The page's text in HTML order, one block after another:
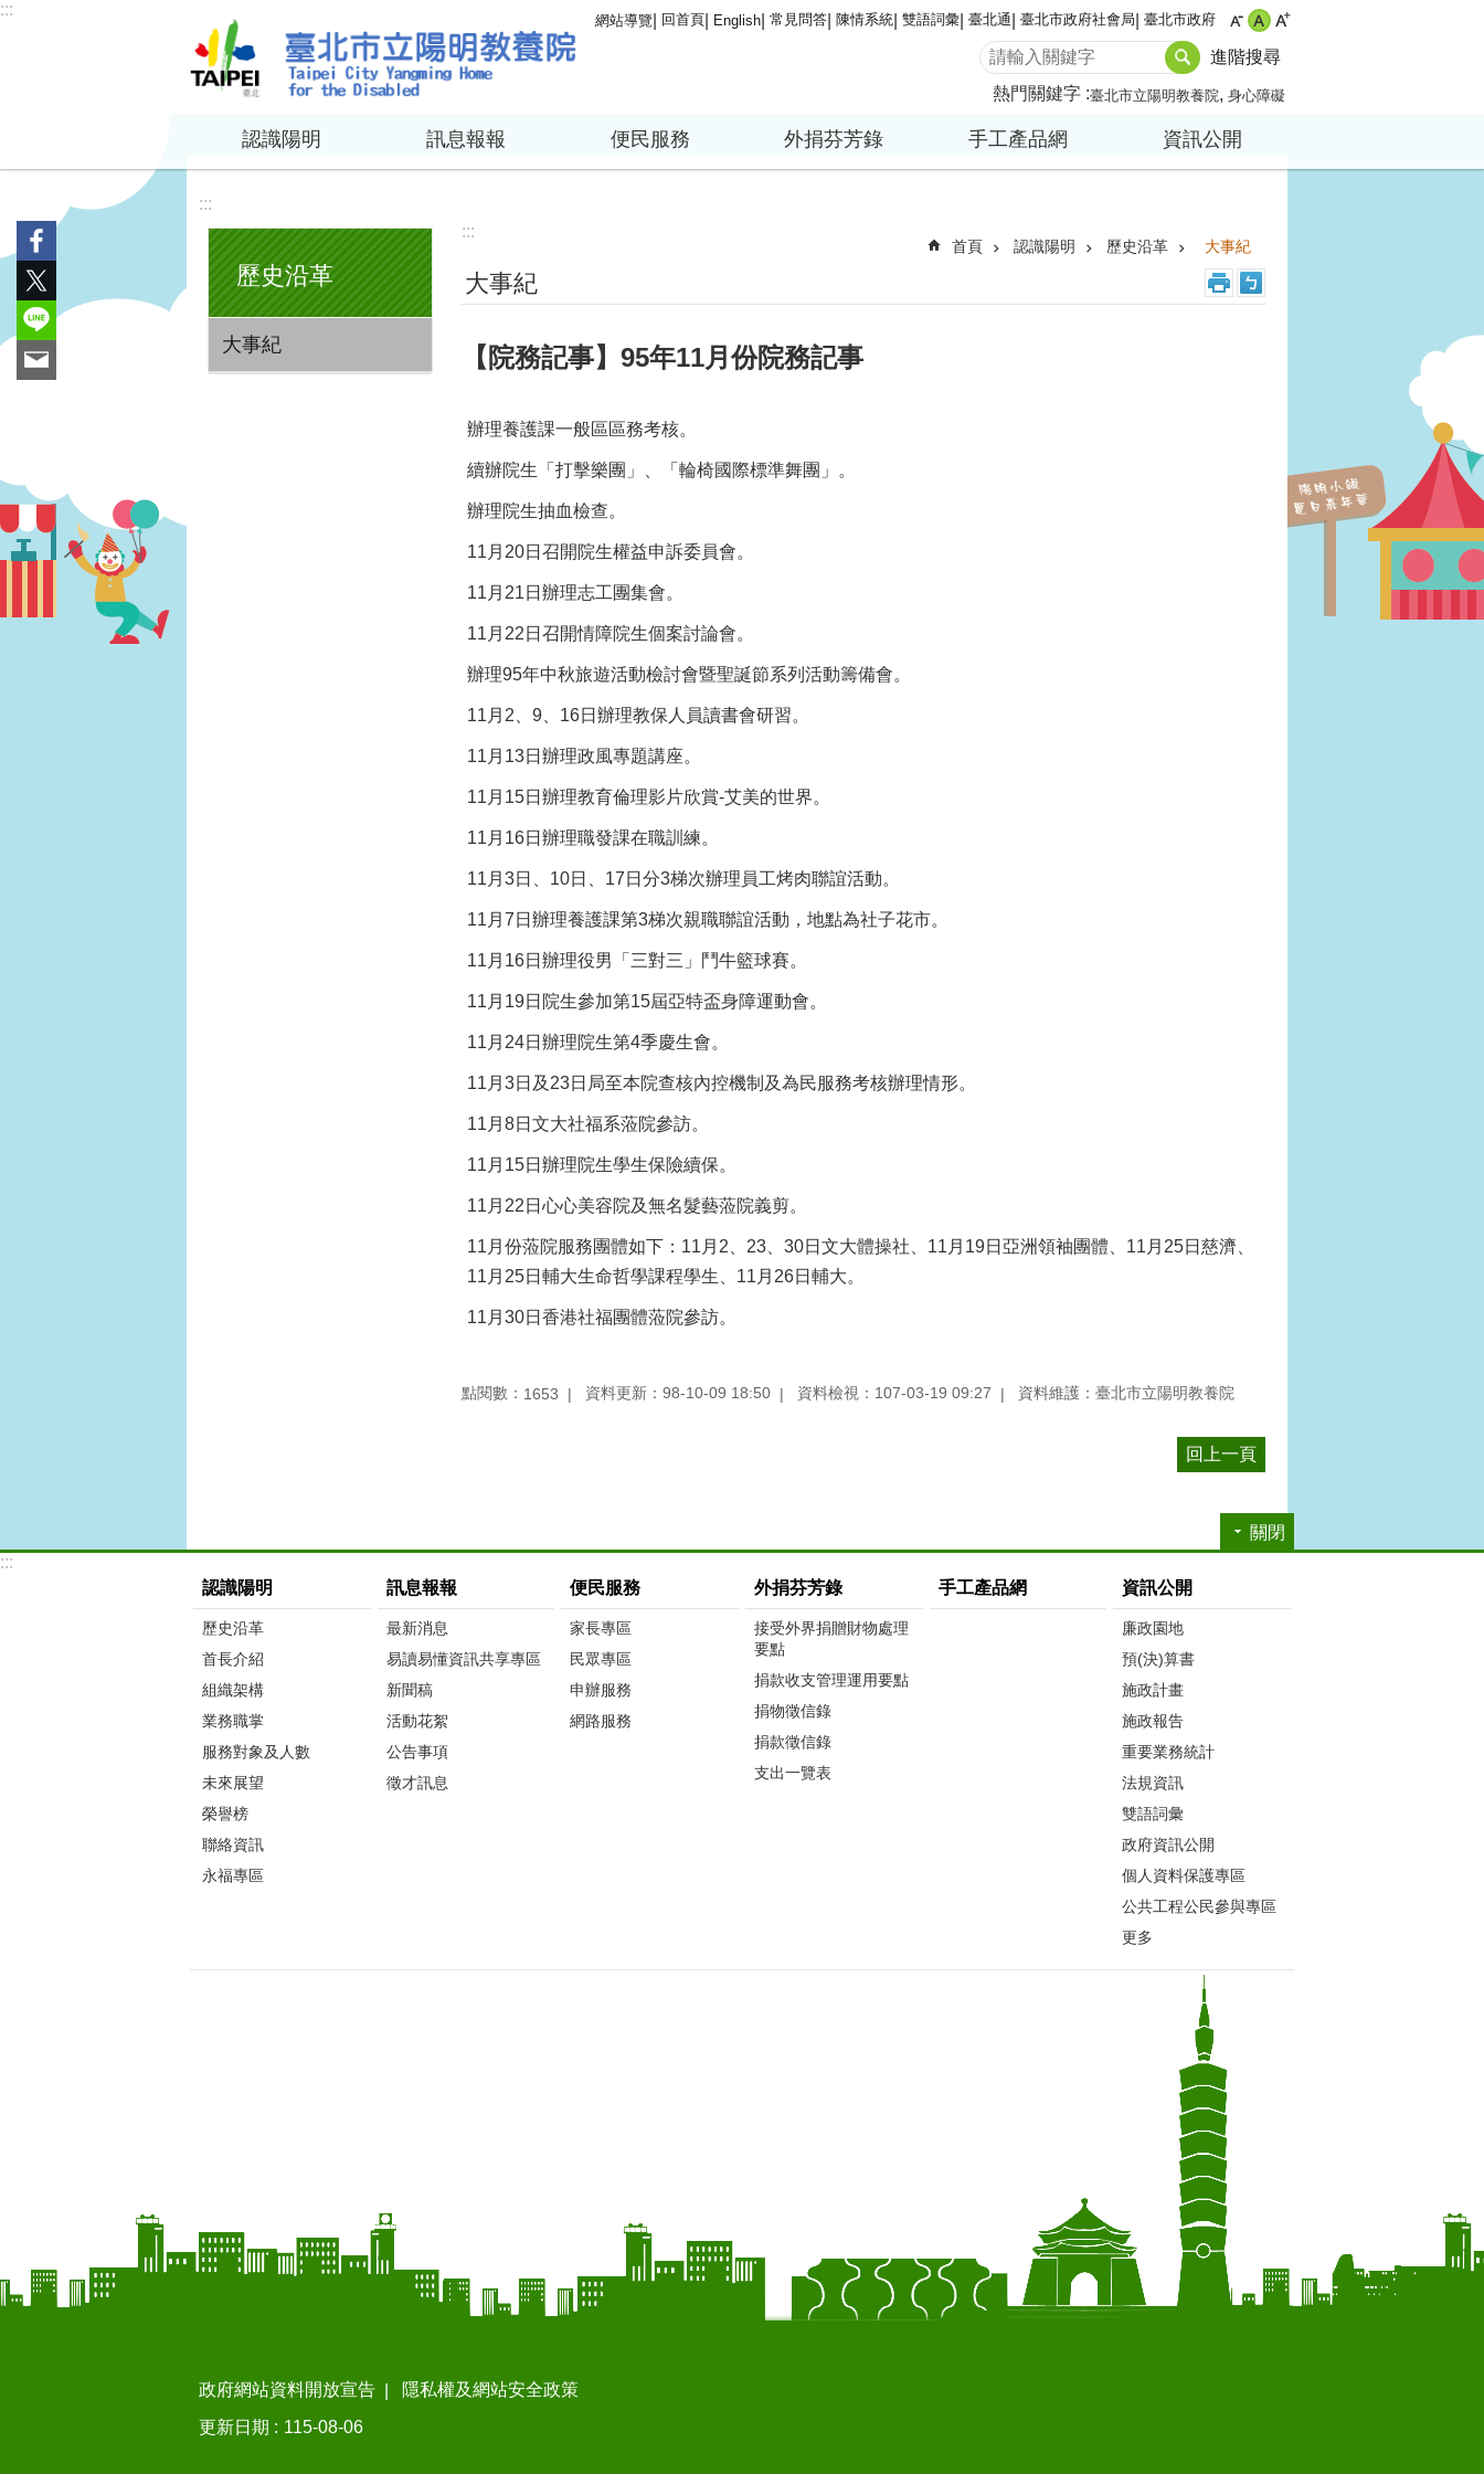
跳到主要內容區塊
:::
網站導覽 回首頁 English 常見問答 陳情系統 雙語詞彙 臺北通 臺北市政府社會局 臺北市政府
進階搜尋
熱門關鍵字 臺北市立陽明教養院 身心障礙
認識陽明 訊息報報 便民服務 外捐芬芳錄 手工產品網 資訊公開
:::
歷史沿革
大事紀
:::
首頁 認識陽明 歷史沿革 大事紀
大事紀
【院務記事】95年11月份院務記事
辦理養護課一般區區務考核。
續辦院生「打擊樂團」、「輪椅國際標準舞團」。
辦理院生抽血檢查。
11月20日召開院生權益申訴委員會。
11月21日辦理志工團集會。
11月22日召開情障院生個案討論會。
辦理95年中秋旅遊活動檢討會暨聖誕節系列活動籌備會。
11月2、9、16日辦理教保人員讀書會研習。
11月13日辦理政風專題講座。
11月15日辦理教育倫理影片欣賞-艾美的世界。
11月16日辦理職發課在職訓練。
11月3日、10日、17日分3梯次辦理員工烤肉聯誼活動。
11月7日辦理養護課第3梯次親職聯誼活動，地點為社子花市。
11月16日辦理役男「三對三」鬥牛籃球賽。
11月19日院生參加第15屆亞特盃身障運動會。
11月24日辦理院生第4季慶生會。
11月3日及23日局至本院查核內控機制及為民服務考核辦理情形。
11月8日文大社福系蒞院參訪。
11月15日辦理院生學生保險續保。
11月22日心心美容院及無名髮藝蒞院義剪。
11月份蒞院服務團體如下：11月2、23、30日文大體操社、11月19日亞洲領袖團體、11月25日慈濟、
11月25日輔大生命哲學課程學生、11月26日輔大。
11月30日香港社福團體蒞院參訪。
點閱數： 1653 資料更新：98-10-09 18:50 資料檢視：107-03-19 09:27 資料維護：臺北市立陽明教養院
回上一頁
關閉
:::
認識陽明
歷史沿革
首長介紹
組織架構
業務職掌
服務對象及人數
未來展望
榮譽榜
聯絡資訊
永福專區
訊息報報
最新消息
易讀易懂資訊共享專區
新聞稿
活動花絮
公告事項
徵才訊息
便民服務
家長專區
民眾專區
申辦服務
網路服務
外捐芬芳錄
接受外界捐贈財物處理
要點
捐款收支管理運用要點
捐物徵信錄
捐款徵信錄
支出一覽表
手工產品網 資訊公開
廉政園地
預(決)算書
施政計畫
施政報告
重要業務統計
法規資訊
雙語詞彙
政府資訊公開
個人資料保護專區
公共工程公民參與專區
更多
政府網站資料開放宣告
隱私權及網站安全政策
更新日期
115-08-06